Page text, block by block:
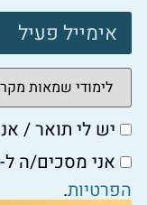
יש לי תואר /
אני מסכים/ה ל-
הפרטיות.